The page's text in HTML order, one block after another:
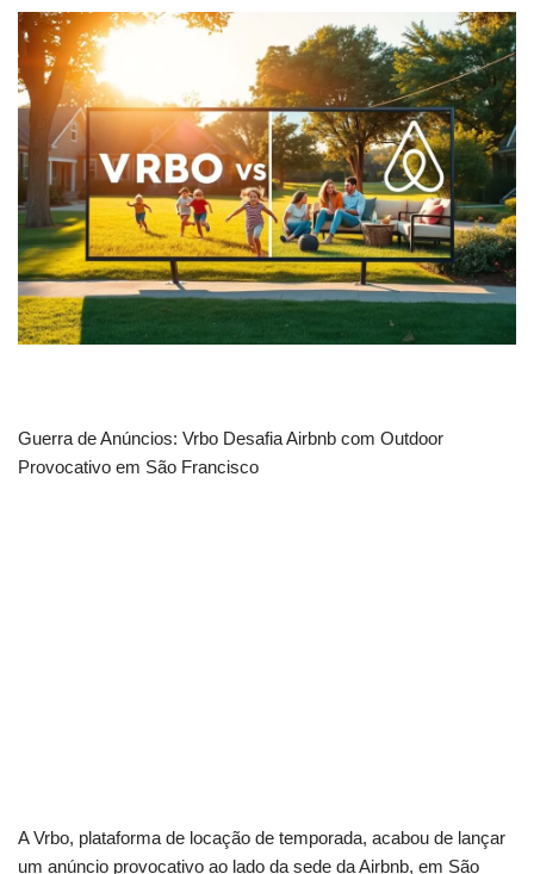
Guerra de Anúncios: Vrbo Desafia Airbnb com Outdoor
Provocativo em São Francisco
A Vrbo, plataforma de locação de temporada, acabou de lançar
um anúncio provocativo ao lado da sede da Airbnb, em São